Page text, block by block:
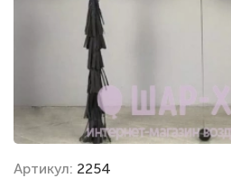
Артикул: 2254